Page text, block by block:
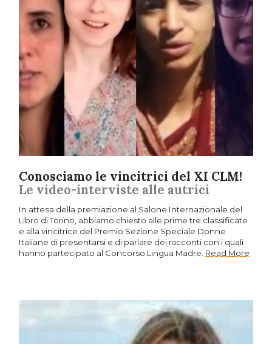
Conosciamo le vincitrici del XI CLM!
Le video-interviste alle autrici
In attesa della premiazione al Salone Internazionale del
Libro di Torino, abbiamo chiesto alle prime tre classificate
e alla vincitrice del Premio Sezione Speciale Donne
Italiane di presentarsi e di parlare dei racconti con i quali
hanno partecipato al Concorso Lingua Madre. Read More